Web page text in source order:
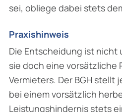
sei, obliege dabei stets
Praxishinweis
Die Entscheidung ist
sie doch eine vorsätzliche
Vermieters. Der BGH stellt
bei einem vorsätzlich
Leistungshindernis stets